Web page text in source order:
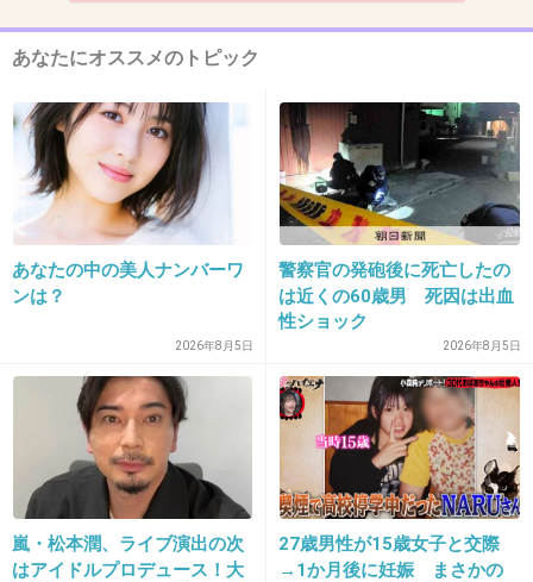
謝して労わるようになりました。
何より 私が居てくれるだけで幸せだし、もっ
思ってます。
子どもがいなくても、夫と友達に囲まれた楽し
い未来を想像できるようになってから楽になり
ました。
+46
2012/12/26(水) 12:13:54
男性ですがコメント
不妊治療を経て子供を授かりました
うちでは以下のようにしていました
１．子供ができなかったら、ディンクスの人生
あなたにオススメのトピック
あなたの中の美人ナンバーワ
ンは？
2026年8月5日
警察官の発砲後に死亡したの
は近くの60歳男 死因は出血
性ショック
2026年8月5日
嵐・松本潤、ライブ演出の次
はアイドルプロデュース！大
27歳男性が15歳女子と交際
→1か月後に妊娠 まさかの